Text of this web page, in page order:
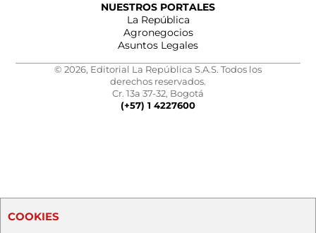
NUESTROS PORTALES
La República
Agronegocios
Asuntos Legales
© 2026, Editorial La República S.A.S. Todos los
derechos reservados.
Cr. 13a 37-32, Bogotá
(+57) 1 4227600
COOKIES